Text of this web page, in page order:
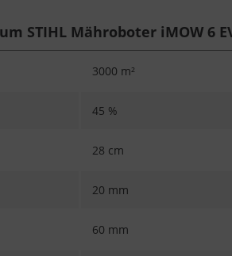
STIHL Mähroboter iMOW 6
3000 m²
45 %
28 cm
20 mm
60 mm